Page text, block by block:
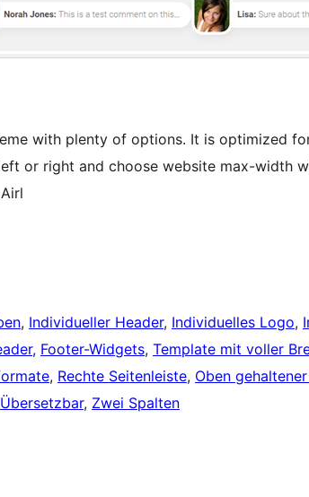
with plenty of options. It is optimized
or right and choose website max-width
, Individueller Header, Individuelles Logo,
, Footer-Widgets, Template mit voller
, Rechte Seitenleiste, Oben
Übersetzbar, Zwei Spalten